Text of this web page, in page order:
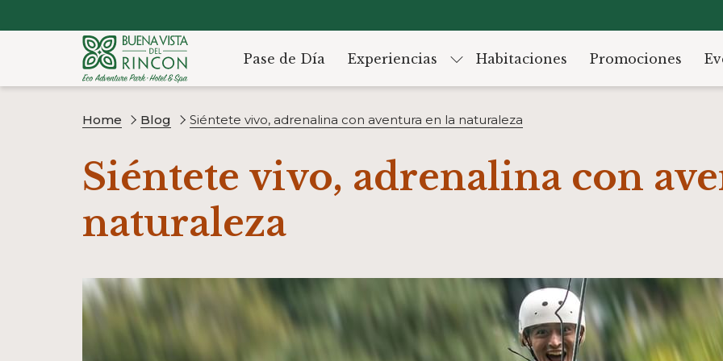
Pase de Día Experiencias Habitaciones Promociones
Home Blog Siéntete vivo, adrenalina con aventura en la naturaleza
Siéntete vivo, adrenalina con
naturaleza